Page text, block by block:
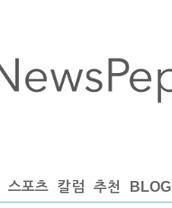
스포츠 칼럼 추천 BLOG